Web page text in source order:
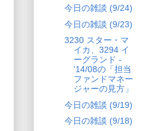
今日の雑談 (9/24)
今日の雑談 (9/23)
3230 スター・マ
イカ、3294 イ
ーグランド -
'14/08の「担当
ファンドマネー
ジャーの見方」
今日の雑談 (9/19)
今日の雑談 (9/18)